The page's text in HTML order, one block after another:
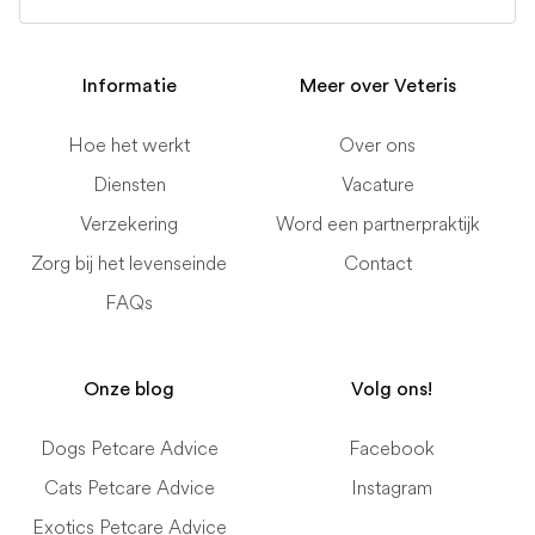
Informatie
Hoe het werkt
Diensten
Verzekering
Zorg bij het levenseinde
FAQs
Meer over Veteris
Over ons
Vacature
Word een partnerpraktijk
Contact
Onze blog
Dogs Petcare Advice
Cats Petcare Advice
Exotics Petcare Advice
Volg ons!
Facebook
Instagram